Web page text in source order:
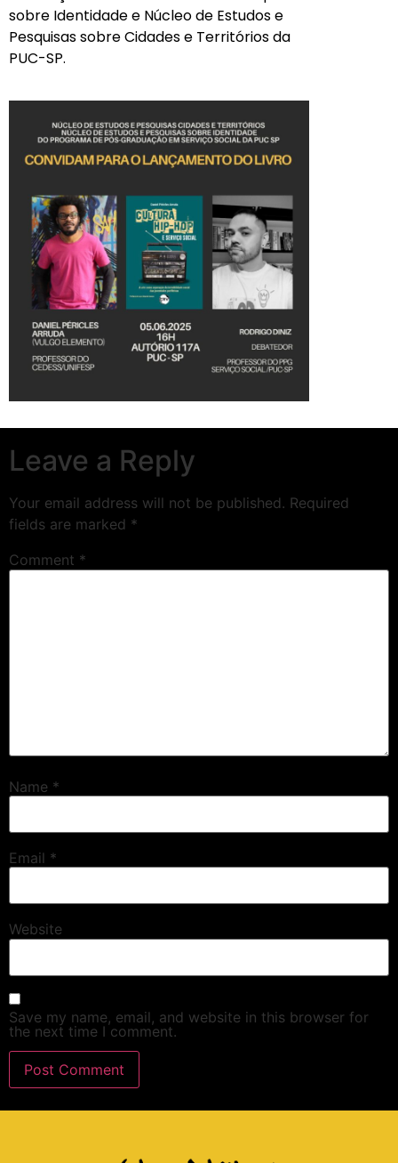
sobre Identidade e Núcleo de Estudos e
Pesquisas sobre Cidades e Territórios da
PUC-SP.
Leave a Reply
Your email address will not be published. Required
fields are marked *
Comment *
Name *
Email *
Website
Save my name, email, and website in this browser for
the next time I comment.